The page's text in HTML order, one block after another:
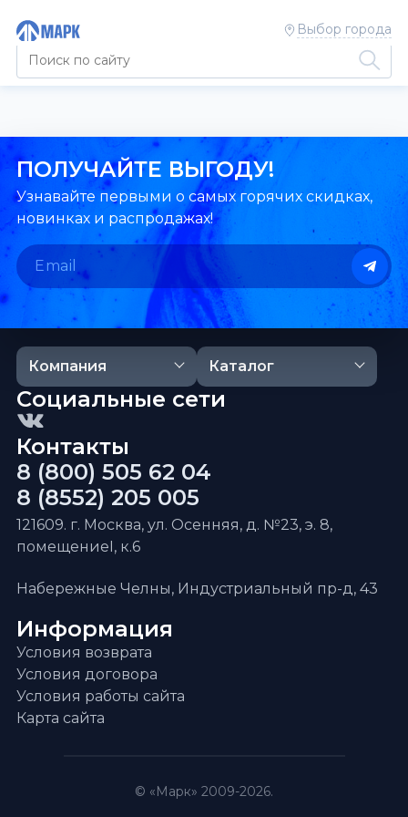
Выбор города
ПОЛУЧАЙТЕ ВЫГОДУ!
Узнавайте первыми о самых горячих скидках,
новинках и распродажах!
Компания Каталог
Информация
Условия возврата
Условия договора
Условия работы сайта
Карта сайта
Контакты
8 (800) 505 62 04
8 (8552) 205 005
121609. г. Москва, ул. Осенняя, д. №23, э. 8,
помещениеI, к.6
Набережные Челны, Индустриальный пр-д, 43
Социальные сети
© «Марк» 2009-2026.